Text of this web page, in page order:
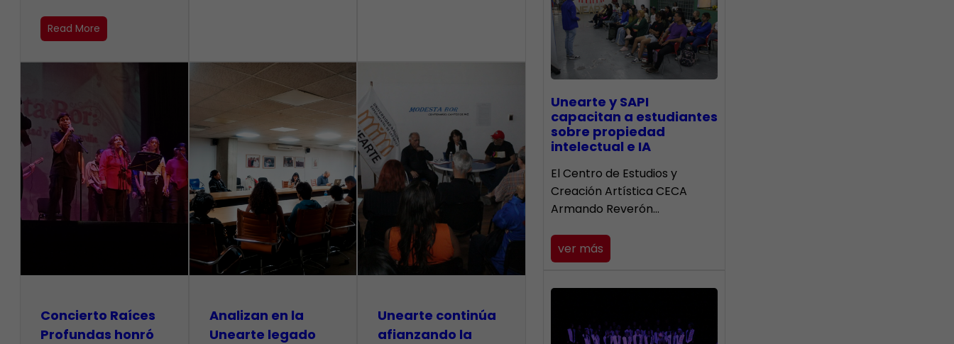
Read More
​Concierto Raíces
Profundas honró
Analizan en la
Unearte legado
Unearte continúa
afianzando la
Unearte y SAPI
capacitan a estudiantes
sobre propiedad
intelectual e IA
El Centro de Estudios y
Creación Artística CECA
Armando Reverón…
ver más